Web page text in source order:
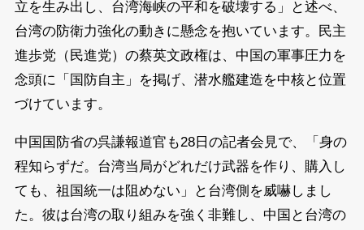
立を生み出し、台湾海峡の平和を破壊する」と述べ、
台湾の防衛力強化の動きに懸念を抱いています。民主
進歩党（民進党）の蔡英文政権は、中国の軍事圧力を
念頭に「国防自主」を掲げ、潜水艦建造を中核と位置
づけています。
中国国防省の呉謙報道官も28日の記者会見で、「身の
程知らずだ。台湾当局がどれだけ武器を作り、購入し
ても、祖国統一は阻めない」と台湾側を威嚇しまし
た。彼は台湾の取り組みを強く非難し、中国と台湾の